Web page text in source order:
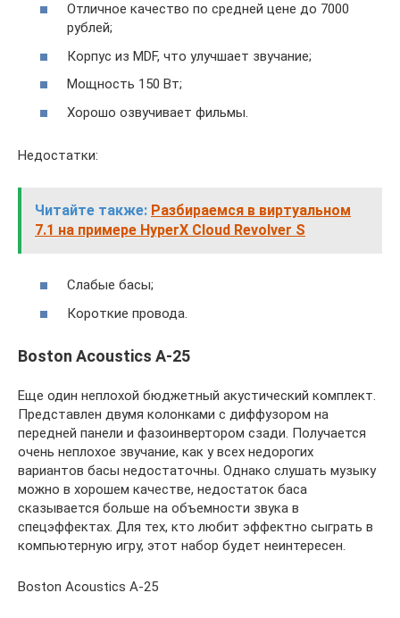
Отличное качество по средней цене до 7000
рублей;
Корпус из MDF, что улучшает звучание;
Мощность 150 Вт;
Хорошо озвучивает фильмы.
Недостатки:
Читайте также: Разбираемся в виртуальном
7.1 на примере HyperX Cloud Revolver S
Слабые басы;
Короткие провода.
Boston Acoustics A-25
Еще один неплохой бюджетный акустический комплект.
Представлен двумя колонками с диффузором на
передней панели и фазоинвертором сзади. Получается
очень неплохое звучание, как у всех недорогих
вариантов басы недостаточны. Однако слушать музыку
можно в хорошем качестве, недостаток баса
сказывается больше на объемности звука в
спецэффектах. Для тех, кто любит эффектно сыграть в
компьютерную игру, этот набор будет неинтересен.
Boston Acoustics A-25